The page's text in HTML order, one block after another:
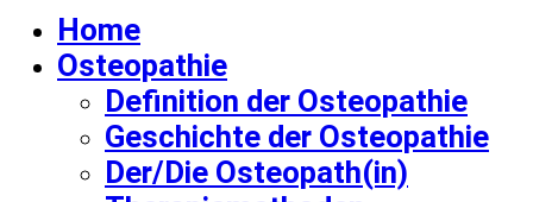
Home
Osteopathie
Definition der Osteopathie
Geschichte der Osteopathie
Der/Die Osteopath(in)